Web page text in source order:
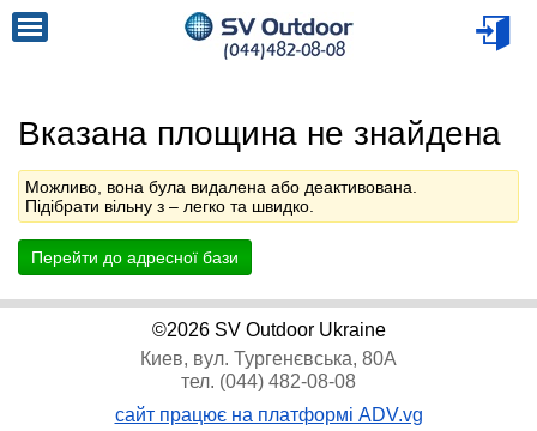
Вказана площина не знайдена
Можливо, вона була видалена або деактивована.
Підібрати вільну з – легко та швидко.
Перейти до адресної бази
©2026 SV Outdoor Ukraine
Киев, вул. Тургенєвська, 80А
тел. (044) 482-08-08
сайт працює на платформі ADV.vg